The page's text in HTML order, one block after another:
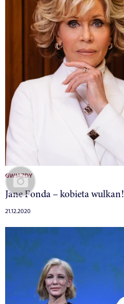
GWIAZDY
Jane Fonda – kobieta wulkan!
21.12.2020